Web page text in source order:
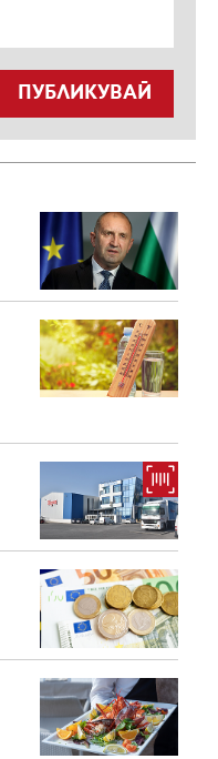
ПУБЛИКУВАЙ